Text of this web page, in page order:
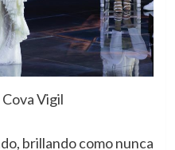
Vigil
brillando como nunca